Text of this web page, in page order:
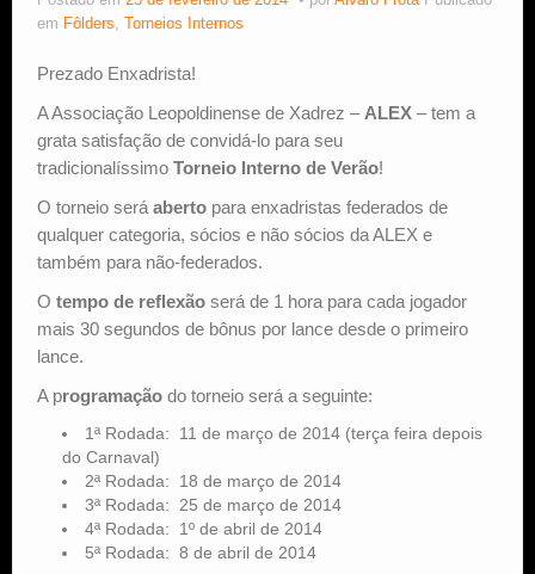
em Fôlders, Torneios Internos
Prezado Enxadrista!
A Associação Leopoldinense de Xadrez – ALEX – tem a
grata satisfação de convidá-lo para seu
tradicionalíssimo Torneio Interno de Verão!
O torneio será aberto para enxadristas federados de
qualquer categoria, sócios e não sócios da ALEX e
também para não-federados.
O tempo de reflexão será de 1 hora para cada jogador
mais 30 segundos de bônus por lance desde o primeiro
lance.
A programação do torneio será a seguinte:
1ª Rodada: 11 de março de 2014 (terça feira depois
do Carnaval)
2ª Rodada: 18 de março de 2014
3ª Rodada: 25 de março de 2014
4ª Rodada: 1º de abril de 2014
5ª Rodada: 8 de abril de 2014